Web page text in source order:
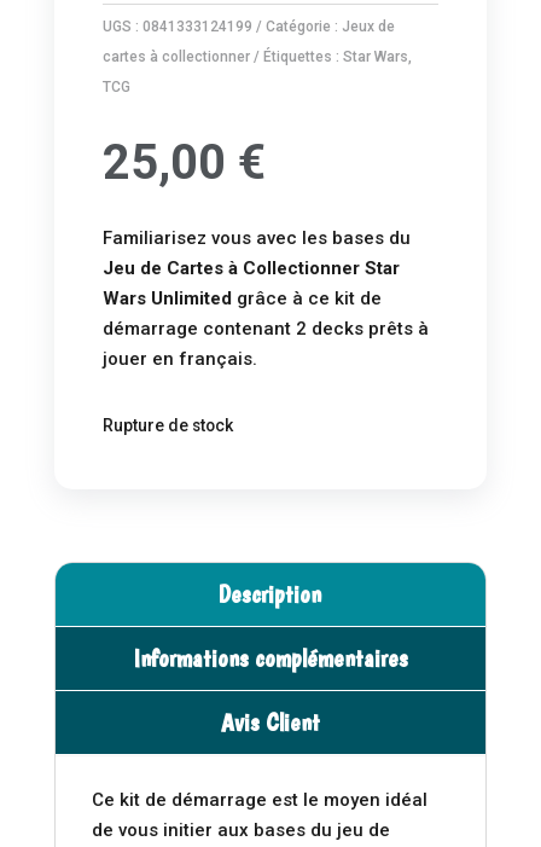
UGS : 0841333124199 Catégorie : Jeux de
cartes à collectionner
Étiquettes : Star Wars,
TCG
25,00 €
Familiarisez vous avec les bases du
Jeu de Cartes à Collectionner Star
Wars Unlimitedgrâce à ce kit de
démarrage contenant 2 decks prêts à
jouer en français.
Rupture de stock
Description
Informations complémentaires
Avis Client
Ce kit de démarrage est le moyen idéal
de vous initier aux bases du jeu de